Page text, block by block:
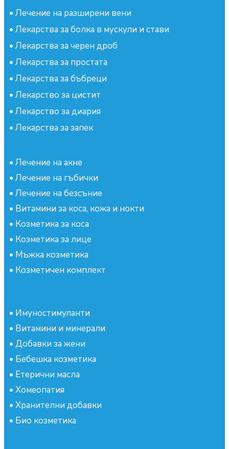
• Лечение на разширени вени
• Лекарства за болка в мускули и стави
• Лекарства за черен дроб
• Лекарства за простата
• Лекарства за бъбреци
• Лекарство за цистит
• Лекарство за диария
• Лекарства за запек
• Лечение на акне
• Лечение на гъбички
• Лечение на безсъние
• Витамини за коса, кожа и нокти
• Козметика за коса
• Козметика за лице
• Мъжка козметика
• Козметичен комплект
• Имуностимуланти
• Витамини и минерали
• Добавки за жени
• Бебешка козметика
• Етерични масла
• Хомеопатия
• Хранителни добавки
• Био козметика